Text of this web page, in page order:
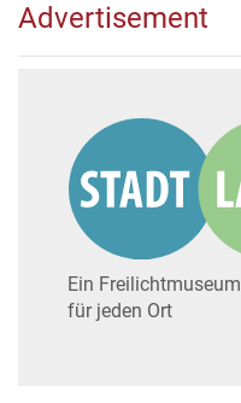
Advertisement
Ein Freilichtmuseum
für jeden Ort